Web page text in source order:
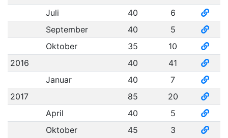
Juli
40
6
September
40
5
Oktober
35
10
2016
40
41
Januar
40
7
2017
85
20
April
40
5
Oktober
45
3